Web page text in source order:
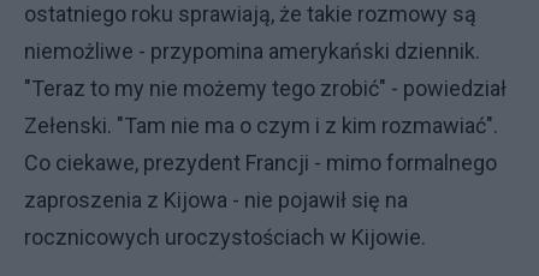
ostatniego roku sprawiają, że takie rozmowy są
niemożliwe - przypomina amerykański dziennik.
"Teraz to my nie możemy tego zrobić" - powiedział
Zełenski. "Tam nie ma o czym i z kim rozmawiać".
Co ciekawe, prezydent Francji - mimo formalnego
zaproszenia z Kijowa - nie pojawił się na
rocznicowych uroczystościach w Kijowie.